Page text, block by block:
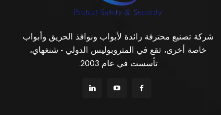
شركة تصنيع محترفة رائدة لأبواب ونوافذ الحريق وأبواب
خاصة أخرى، تقع في المتروبوليس الدولي - شنغهاي،
تأسست في عام 2003.